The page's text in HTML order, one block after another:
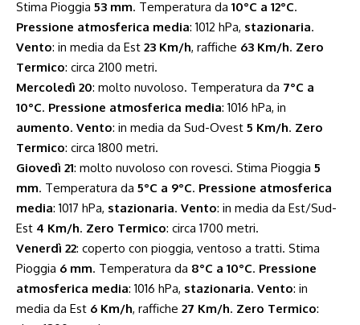
Stima Pioggia 53 mm. Temperatura da 10°C a 12°C.
Pressione atmosferica media: 1012 hPa, stazionaria.
Vento: in media da Est 23 Km/h, raffiche 63 Km/h. Zero
Termico: circa 2100 metri.
Mercoledì 20: molto nuvoloso. Temperatura da 7°C a
10°C. Pressione atmosferica media: 1016 hPa, in
aumento. Vento: in media da Sud-Ovest 5 Km/h. Zero
Termico: circa 1800 metri.
Giovedì 21: molto nuvoloso con rovesci. Stima Pioggia 5
mm. Temperatura da 5°C a 9°C. Pressione atmosferica
media: 1017 hPa, stazionaria. Vento: in media da Est/Sud-
Est 4 Km/h. Zero Termico: circa 1700 metri.
Venerdì 22: coperto con pioggia, ventoso a tratti. Stima
Pioggia 6 mm. Temperatura da 8°C a 10°C. Pressione
atmosferica media: 1016 hPa, stazionaria. Vento: in
media da Est 6 Km/h, raffiche 27 Km/h. Zero Termico: